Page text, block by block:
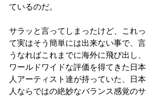
ているのだ。
サラッと言ってしまったけど、これっ
て実はそう簡単には出来ない事で、言
うなればこれまでに海外に飛び出し、
ワールドワイドな評価を得てきた日本
人アーティスト達が持っていた、日本
人ならではの絶妙なバランス感覚のサ